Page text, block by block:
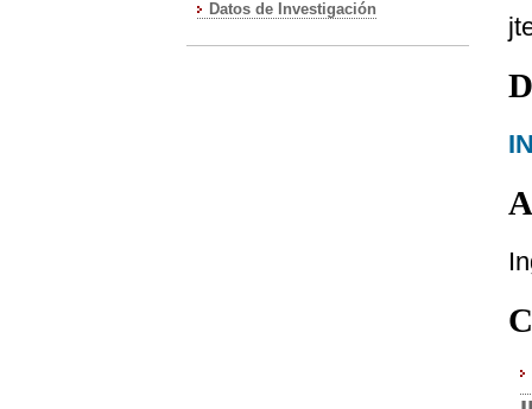
Datos de Investigación